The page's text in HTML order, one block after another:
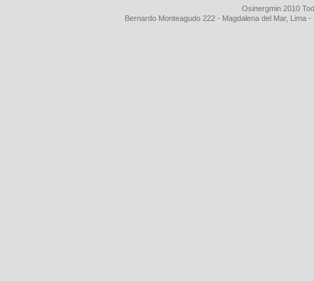
Osinergmin 2010
Bernardo Monteagudo 222 - Magdalena del Mar, Lima